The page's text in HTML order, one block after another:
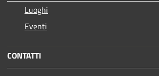
Luoghi
Eventi
CONTATTI